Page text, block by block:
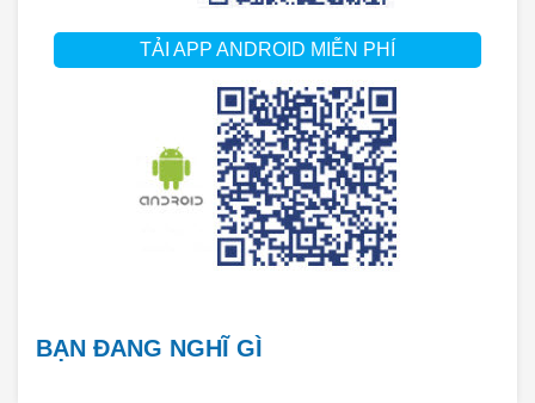
TẢI APP ANDROID MIỄN PHÍ
BẠN ĐANG NGHĨ GÌ